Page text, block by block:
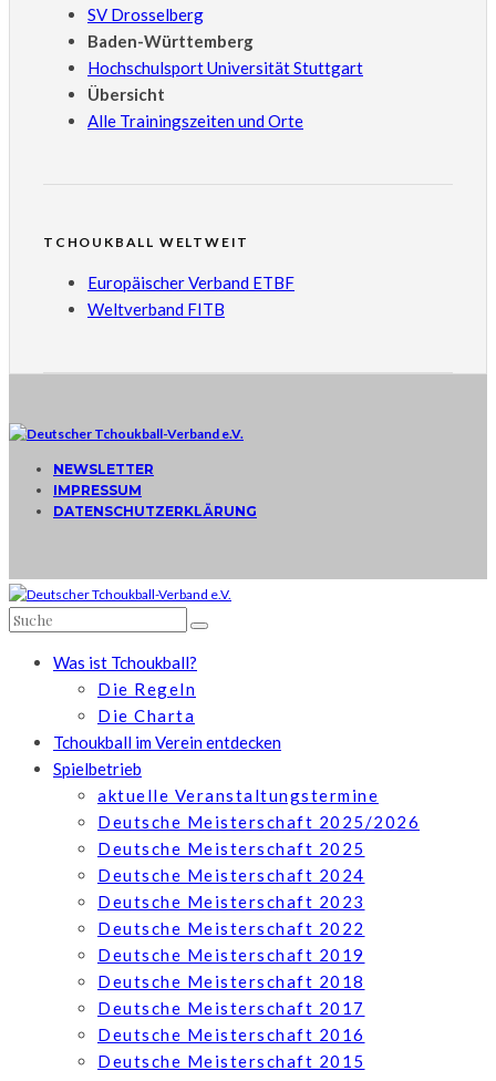
SV Drosselberg
Baden-Württemberg
Hochschulsport Universität Stuttgart
Übersicht
Alle Trainingszeiten und Orte
TCHOUKBALL WELTWEIT
Europäischer Verband ETBF
Weltverband FITB
NEWSLETTER
IMPRESSUM
DATENSCHUTZERKLÄRUNG
Was ist Tchoukball?
Die Regeln
Die Charta
Tchoukball im Verein entdecken
Spielbetrieb
aktuelle Veranstaltungstermine
Deutsche Meisterschaft 2025/2026
Deutsche Meisterschaft 2025
Deutsche Meisterschaft 2024
Deutsche Meisterschaft 2023
Deutsche Meisterschaft 2022
Deutsche Meisterschaft 2019
Deutsche Meisterschaft 2018
Deutsche Meisterschaft 2017
Deutsche Meisterschaft 2016
Deutsche Meisterschaft 2015